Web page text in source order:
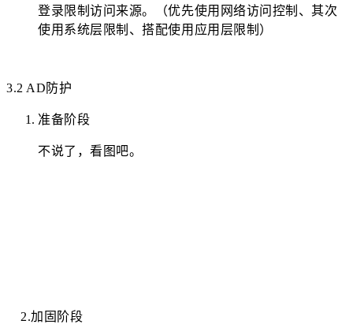
登录限制访问来源。（优先使用网络访问控制、其次
使用系统层限制、搭配使用应用层限制）
3.2 AD防护
准备阶段
不说了，看图吧。
2.加固阶段